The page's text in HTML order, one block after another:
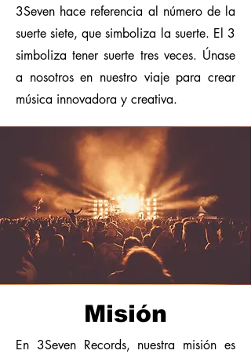
3Seven hace referencia al número de la
suerte siete, que simboliza la suerte. El 3
simboliza tener suerte tres veces. Únase
a nosotros en nuestro viaje para crear
música innovadora y creativa.
Misión
En 3Seven Records, nuestra misión es